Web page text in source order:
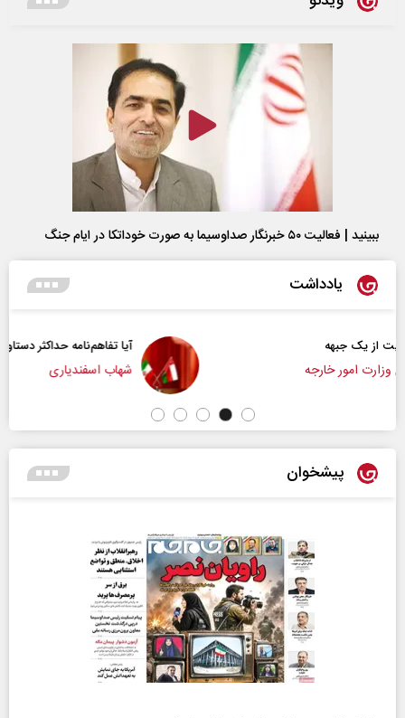
ببینید | فعالیت ۵۰ خبرنگار صداوسیما به صورت خوداتکا در ایام جنگ
یادداشت
آیا تفاهم‌نامه حداکثر دستاورد راهبردی ایران بود؟
شهاب اسفندیاری
پیشخوان